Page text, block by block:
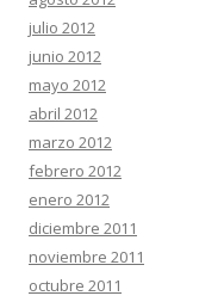
julio 2012
junio 2012
mayo 2012
abril 2012
marzo 2012
febrero 2012
enero 2012
diciembre 2011
noviembre 2011
octubre 2011